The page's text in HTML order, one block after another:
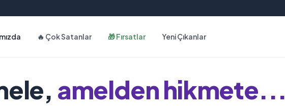
🔥 Çok Satanlar 🎁 Fırsatlar Yeni Çıkanlar
amelden hikmete...